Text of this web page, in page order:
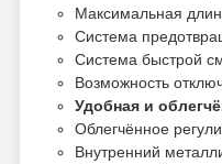
Максимальная
Система
Система быстрой
Возможность
Удобная и
Облегчённое
Внутренний